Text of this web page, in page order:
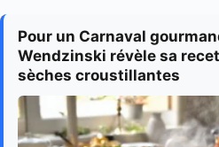
Pour un Carnaval
Wendzinski révèle sa
sèches croustillantes